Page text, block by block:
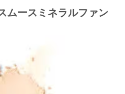
ースミネラルファン